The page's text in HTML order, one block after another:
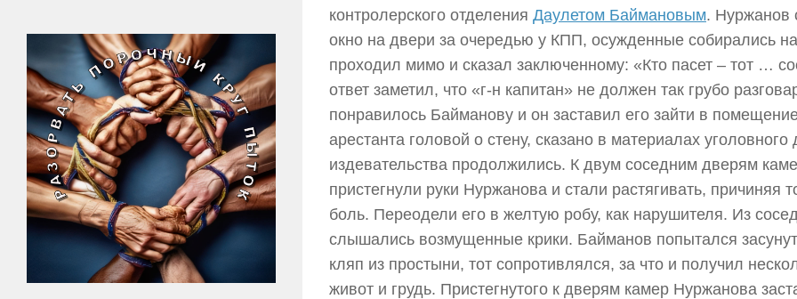
контролерского отделения Даулетом Баймановым. Нуржанов
окно на двери за очередью у КПП, осужденные собирались
проходил мимо и сказал заключенному: «Кто пасет – тот …
ответ заметил, что «г-н капитан» не должен так грубо
понравилось Байманову и он заставил его зайти в
арестанта головой о стену, сказано в материалах
издевательства продолжились. К двум соседним дверям
пристегнули руки Нуржанова и стали растягивать, причиняя
боль. Переодели его в желтую робу, как нарушителя. Из
слышались возмущенные крики. Байманов попытался
кляп из простыни, тот сопротивлялся, за что и получил
живот и грудь. Пристегнутого к дверям камер Нуржанова